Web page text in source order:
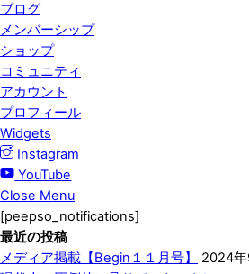
ブログ
メンバーシップ
ショップ
コミュニティ
アカウント
プロフィール
Widgets
Instagram
YouTube
Close Menu
[peepso_notifications]
最近の投稿
メディア掲載【Begin１１月号】
2024年